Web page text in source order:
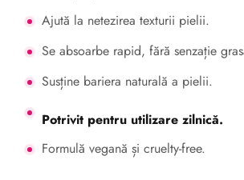
Ajută la netezirea texturii pielii.
Se absoarbe rapid, fără senzație
Susține bariera naturală a pielii.
Potrivit pentru utilizare zilnică.
Formulă vegană și cruelty-free.